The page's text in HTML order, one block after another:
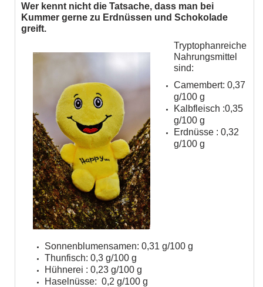
Wer kennt nicht die Tatsache, dass man bei
Kummer gerne zu Erdnüssen und Schokolade
greift.
Tryptophanreiche
Nahrungsmittel
sind:
Camembert: 0,37
g/100 g
Kalbfleisch :0,35
g/100 g
Erdnüsse : 0,32
g/100 g
Sonnenblumensamen: 0,31 g/100 g
Thunfisch: 0,3 g/100 g
Hühnerei : 0,23 g/100 g
Haselnüsse: 0,2 g/100 g